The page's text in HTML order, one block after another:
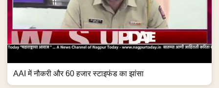
AAI में नौकरी और 60 हजार स्टाइफंड का झांसा